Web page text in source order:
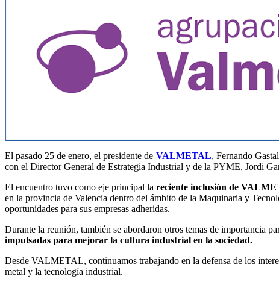
El pasado 25 de enero, el presidente de VALMETAL, Fernando
con el Director General de Estrategia Industrial y de la PYME, Jordi
El encuentro tuvo como eje principal la reciente inclusión de
en la provincia de Valencia dentro del ámbito de la Maquinaria y
oportunidades para sus empresas adheridas.
Durante la reunión, también se abordaron otros temas de importancia
impulsadas para mejorar la cultura industrial en la sociedad.
Desde VALMETAL, continuamos trabajando en la defensa de los
metal y la tecnología industrial.